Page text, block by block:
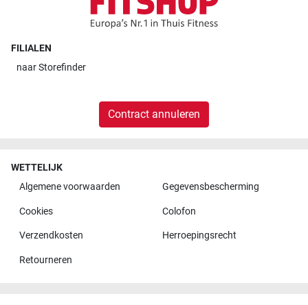
FILIALEN
naarStorefinder
Contract annuleren
WETTELIJK
Algemene voorwaarden
Gegevensbescherming
Cookies Colofon
Verzendkosten Herroepingsrecht
Retourneren